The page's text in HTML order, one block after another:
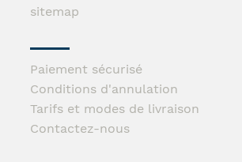
sitemap
Paiement sécurisé
Conditions d'annulation
Tarifs et modes de livraison
Contactez-nous